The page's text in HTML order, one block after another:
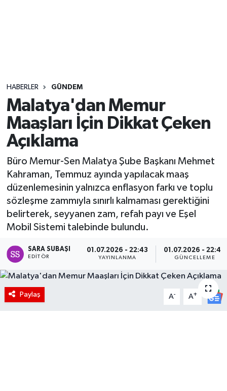
HABERLER GÜNDEM
Malatya'dan Memur
Maaşları İçin Dikkat Çeken
Açıklama
Büro Memur-Sen Malatya Şube Başkanı Mehmet
Kahraman, Temmuz ayında yapılacak maaş
düzenlemesinin yalnızca enflasyon farkı ve toplu
sözleşme zammıyla sınırlı kalmaması gerektiğini
belirterek, seyyanen zam, refah payı ve Eşel
Mobil Sistemi talebinde bulundu.
SARA SUBAŞI
EDITÖR
01.07.2026 - 22:43
YAYINLANMA
01.07.2026 - 22:48
GÜNCELLEME
Paylaş A- A+
Yaşam